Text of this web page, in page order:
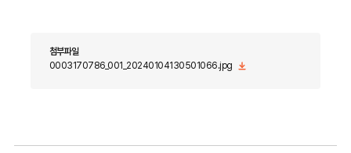
첨부파일
0003170786_001_20240104130501066.jpg